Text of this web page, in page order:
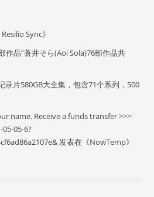
Sync》
作品”蒼井そら(Aoi Sola)76部作品共
录片580GB大全集，包含71个系列，500
name. Receive a funds transfer >>>
05-6?
发表在《NowTemp》